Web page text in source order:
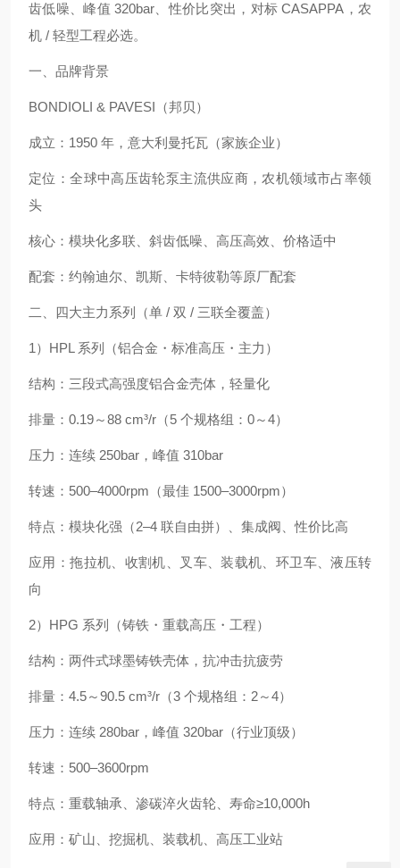
齿低噪、峰值 320bar、性价比突出，对标 CASAPPA，农
机 / 轻型工程必选。
一、品牌背景
BONDIOLI & PAVESI（邦贝）
成立：1950 年，意大利曼托瓦（家族企业）
定位：全球中高压齿轮泵主流供应商，农机领域市占率领
头
核心：模块化多联、斜齿低噪、高压高效、价格适中
配套：约翰迪尔、凯斯、卡特彼勒等原厂配套
二、四大主力系列（单 / 双 / 三联全覆盖）
1）HPL 系列（铝合金・标准高压・主力）
结构：三段式高强度铝合金壳体，轻量化
排量：0.19～88 cm³/r（5 个规格组：0～4）
压力：连续 250bar，峰值 310bar
转速：500–4000rpm（最佳 1500–3000rpm）
特点：模块化强（2–4 联自由拼）、集成阀、性价比高
应用：拖拉机、收割机、叉车、装载机、环卫车、液压转
向
2）HPG 系列（铸铁・重载高压・工程）
结构：两件式球墨铸铁壳体，抗冲击抗疲劳
排量：4.5～90.5 cm³/r（3 个规格组：2～4）
压力：连续 280bar，峰值 320bar（行业顶级）
转速：500–3600rpm
特点：重载轴承、渗碳淬火齿轮、寿命≥10,000h
应用：矿山、挖掘机、装载机、高压工业站